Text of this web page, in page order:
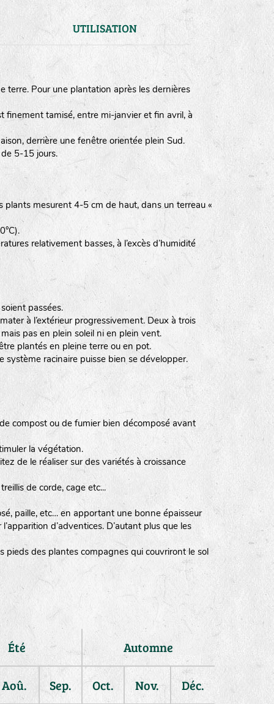
UTILISATION
terre. Pour une plantation après les dernières
finement tamisé, entre mi-janvier et fin avril, à
derrière une fenêtre orientée plein Sud.
5-15 jours.
plants mesurent 4-5 cm de haut, dans un terreau «
relativement basses, à l’excès d’humidité
passées.
à l’extérieur progressivement. Deux à trois
pas en plein soleil ni en plein vent.
plantés en pleine terre ou en pot.
système racinaire puisse bien se développer.
compost ou de fumier bien décomposé avant
la végétation.
de le réaliser sur des variétés à croissance
de corde, cage etc...
paille, etc… en apportant une bonne épaisseur
d’adventices. D’autant plus que les
pieds des plantes compagnes qui couvriront le sol
Été Automne
Aoû. Sep. Oct. Nov. Déc.